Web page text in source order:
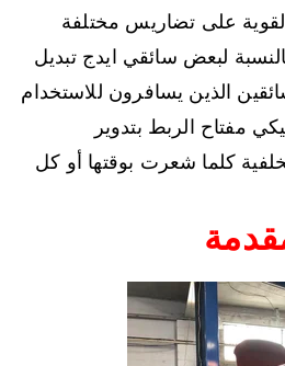
القوية على تضاريس مختلفة
لبعض سائقي ايدج تبديل
الذين يسافرون للاستخدام
مفتاح الربط بتدوير
كلما شعرت بوقتها أو كل